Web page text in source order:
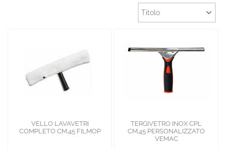
VELLO LAVAVETRI
COMPLETO CM.45 FILMOP
TERGIVETRO INOX CPL
CM.45 PERSONALIZZATO
VEMAC